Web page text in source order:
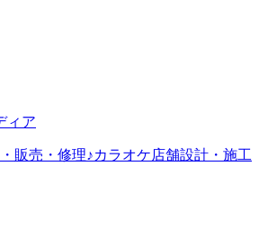
ィア
販売・修理♪カラオケ店舗設計・施工